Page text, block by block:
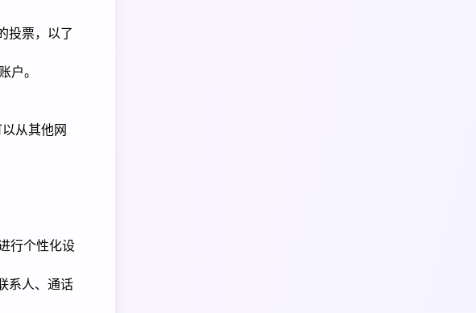
投票，以了
。
从其他网
行个性化设
系人、通话